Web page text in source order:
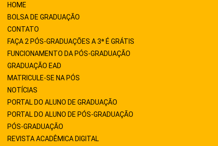
HOME
BOLSA DE GRADUAÇÃO
CONTATO
FAÇA 2 PÓS-GRADUAÇÕES A 3ª É GRÁTIS
FUNCIONAMENTO DA PÓS-GRADUAÇÃO
GRADUAÇÃO EAD
MATRICULE-SE NA PÓS
NOTÍCIAS
PORTAL DO ALUNO DE GRADUAÇÃO
PORTAL DO ALUNO DE PÓS-GRADUAÇÃO
PÓS-GRADUAÇÃO
REVISTA ACADÊMICA DIGITAL